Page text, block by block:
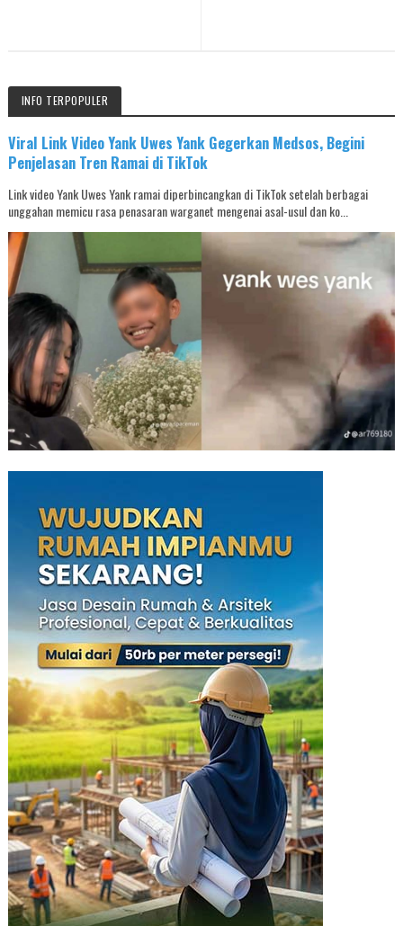
INFO TERPOPULER
Viral Link Video Yank Uwes Yank Gegerkan Medsos, Begini
Penjelasan Tren Ramai di TikTok
Link video Yank Uwes Yank ramai diperbincangkan di TikTok setelah berbagai
unggahan memicu rasa penasaran warganet mengenai asal-usul dan ko...